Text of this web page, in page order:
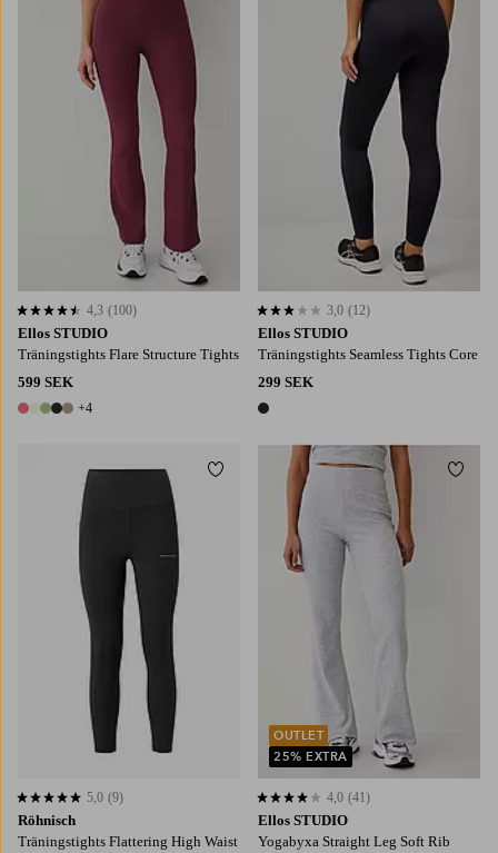
Ellos STUDIO
Träningstights Flare Structure Tights
599 SEK
9 färger
+4
4,3 baserat på 100 st betyg
4,3 (100)
Ellos STUDIO
Träningstights Seamless Tights Core
299 SEK
1 färg
3,0 baserat på 12 st betyg
3,0 (12)
Röhnisch
Träningstights Flattering High Waist
5,0 baserat på 9 st betyg
5,0 (9)
Lägg till i favoriter
Ellos STUDIO
Yogabyxa Straight Leg Soft Rib
4,0 baserat på 41 st betyg
4,0 (41)
OUTLET
25% EXTRA